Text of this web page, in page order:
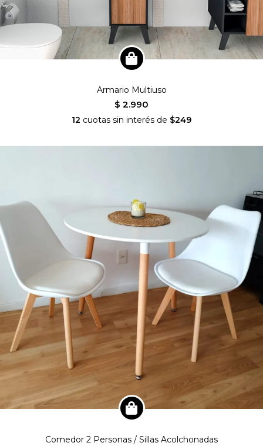
Armario Multiuso
$ 2.990
12 cuotas sin interés de $249
Comedor 2 Personas / Sillas Acolchonadas